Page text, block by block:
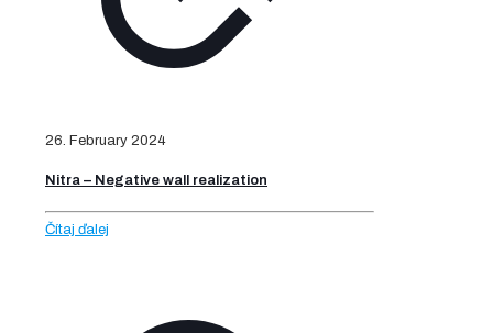
26. February 2024
Nitra – Negative wall realization
Čítaj ďalej